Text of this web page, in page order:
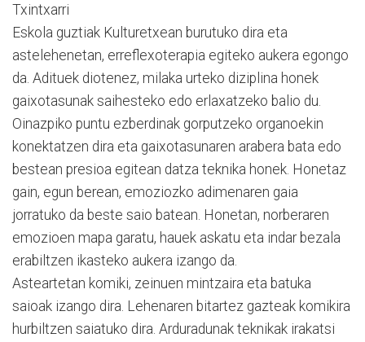
Txintxarri
Eskola guztiak Kulturetxean burutuko dira eta
astelehenetan, erreflexoterapia egiteko aukera egongo
da. Adituek diotenez, milaka urteko diziplina honek
gaixotasunak saihesteko edo erlaxatzeko balio du.
Oinazpiko puntu ezberdinak gorputzeko organoekin
konektatzen dira eta gaixotasunaren arabera bata edo
bestean presioa egitean datza teknika honek. Honetaz
gain, egun berean, emoziozko adimenaren gaia
jorratuko da beste saio batean. Honetan, norberaren
emozioen mapa garatu, hauek askatu eta indar bezala
erabiltzen ikasteko aukera izango da.
Asteartetan komiki, zeinuen mintzaira eta batuka
saioak izango dira. Lehenaren bitartez gazteak komikira
hurbiltzen saiatuko dira. Arduradunak teknikak irakatsi